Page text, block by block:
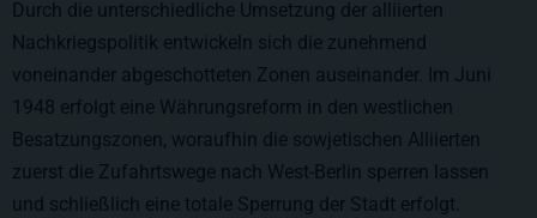
Durch die unterschiedliche Umsetzung der alliierten
Nachkriegspolitik entwickeln sich die zunehmend
voneinander abgeschotteten Zonen auseinander. Im Juni
1948 erfolgt eine Währungsreform in den westlichen
Besatzungszonen, woraufhin die sowjetischen Alliierten
zuerst die Zufahrtswege nach West-Berlin sperren lassen
und schließlich eine totale Sperrung der Stadt erfolgt.